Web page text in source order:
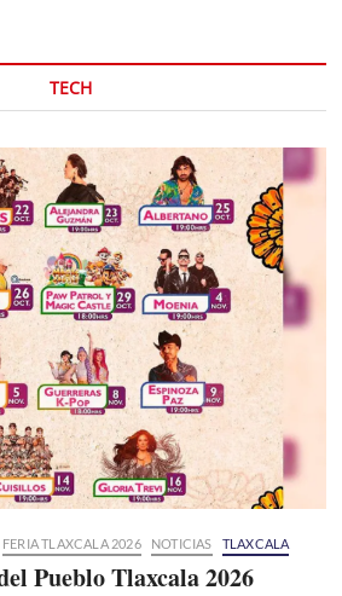
TECH
FERIA TLAXCALA 2026 NOTICIAS TLAXCALA
Pueblo Tlaxcala 2026